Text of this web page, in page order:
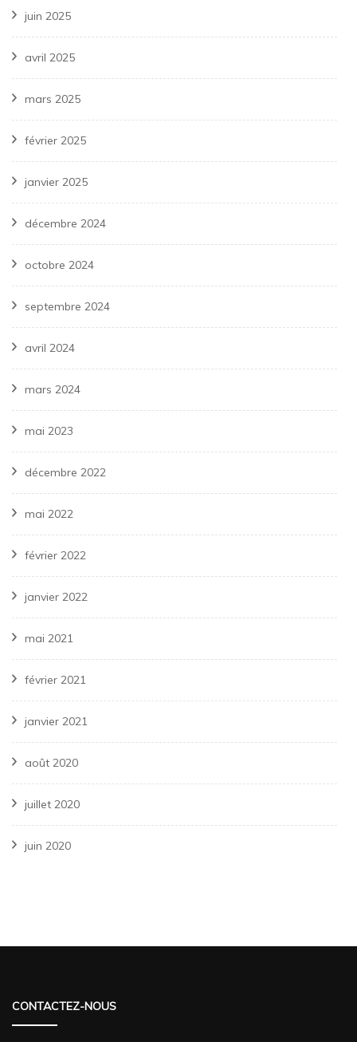
juin 2025
avril 2025
mars 2025
février 2025
janvier 2025
décembre 2024
octobre 2024
septembre 2024
avril 2024
mars 2024
mai 2023
décembre 2022
mai 2022
février 2022
janvier 2022
mai 2021
février 2021
janvier 2021
août 2020
juillet 2020
juin 2020
CONTACTEZ-NOUS